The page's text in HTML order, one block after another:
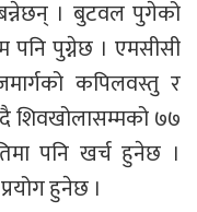
। बुटवल पुगेको
पनि पुग्नेछ । एमसीसी
कपिलवस्तु र
शिवखोलासम्मको ७७
पनि खर्च हुनेछ ।
हुनेछ ।